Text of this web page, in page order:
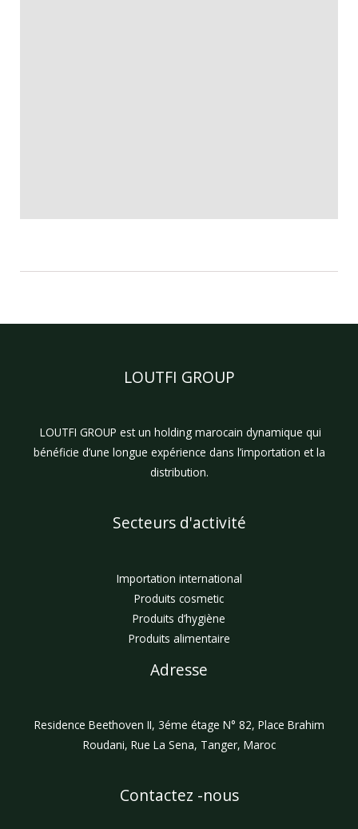
LOUTFI GROUP
LOUTFI GROUP est un holding marocain dynamique qui
bénéficie d’une longue expérience dans l’importation et la
distribution.
Secteurs d'activité
Importation international
Produits cosmetic
Produits d’hygiène
Produits alimentaire
Adresse
Residence Beethoven II, 3éme étage N° 82, Place Brahim
Roudani, Rue La Sena, Tanger, Maroc
Contactez -nous